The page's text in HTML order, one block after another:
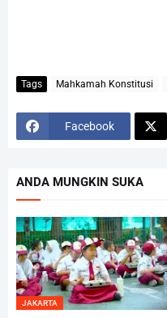
Tags Mahkamah Konstitusi
Facebook
ANDA MUNGKIN SUKA
JAKARTA